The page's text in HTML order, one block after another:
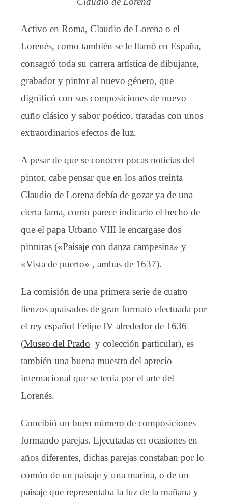
Activo en Roma, Claudio de Lorena o el
Lorenés, como también se le llamó en España,
consagró toda su carrera artística de dibujante,
grabador y pintor al nuevo género, que
dignificó con sus composiciones de nuevo
cuño clásico y sabor poético, tratadas con unos
extraordinarios efectos de luz.
A pesar de que se conocen pocas noticias del
pintor, cabe pensar que en los años treinta
Claudio de Lorena debía de gozar ya de una
cierta fama, como parece indicarlo el hecho de
que el papa Urbano VIII le encargase dos
pinturas («Paisaje con danza campesina» y
«Vista de puerto» , ambas de 1637).
La comisión de una primera serie de cuatro
lienzos apaisados de gran formato efectuada por
el rey español Felipe IV alrededor de 1636
(Museo del Prado y colección particular), es
también una buena muestra del aprecio
internacional que se tenía por el arte del
Lorenés.
Concibió un buen número de composiciones
formando parejas. Ejecutadas en ocasiones en
años diferentes, dichas parejas constaban por lo
común de un paisaje y una marina, o de un
paisaje que representaba la luz de la mañana y